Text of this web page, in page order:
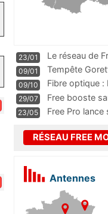
23/01
Le réseau de
m
09/01
Tempête
09/10
Fibre optique :
pass
29/07
Free booste
23/05 Free Pro
RÉSEAU FREE
Antennes